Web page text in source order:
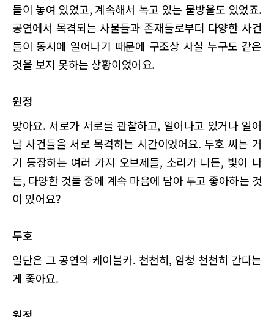
들이 놓여 있었고, 계속해서 녹고 있는 물방울도 있었죠.
공연에서 목격되는 사물들과 존재들로부터 다양한 사건
들이 동시에 일어나기 때문에 구조상 사실 누구도 같은
것을 보지 못하는 상황이었어요.
원정
맞아요. 서로가 서로를 관찰하고, 일어나고 있거나 일어
날 사건들을 서로 목격하는 시간이었어요. 두호 씨는 거
기 등장하는 여러 가지 오브제들, 소리가 나든, 빛이 나
든, 다양한 것들 중에 계속 마음에 담아 두고 좋아하는 것
이 있어요?
두호
일단은 그 공연의 케이블카. 천천히, 엄청 천천히 간다는
게 좋아요.